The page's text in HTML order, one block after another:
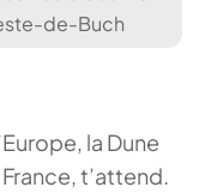
de-Buch
la Dune
t’attend.